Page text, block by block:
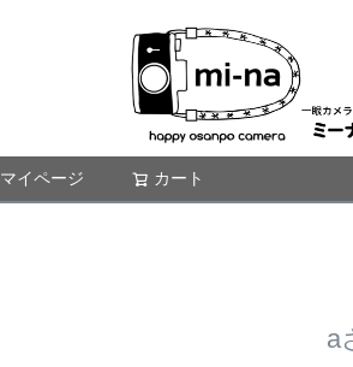
マイページ カート
a